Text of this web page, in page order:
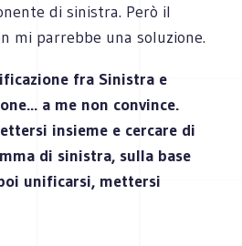
di sinistra. Però il
mi parrebbe una soluzione.
fra Sinistra e
a me non convince.
insieme e cercare di
di sinistra, sulla base
unificarsi, mettersi